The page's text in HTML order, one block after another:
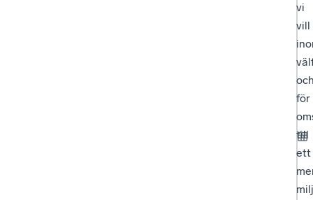
vi
vill
för
till
ett